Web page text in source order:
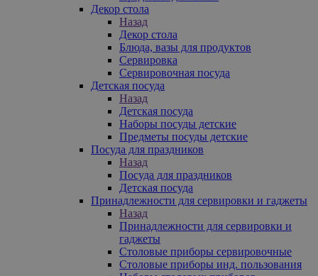
Декор стола
Назад
Декор стола
Блюда, вазы для продуктов
Сервировка
Сервировочная посуда
Детская посуда
Назад
Детская посуда
Наборы посуды детские
Предметы посуды детские
Посуда для праздников
Назад
Посуда для праздников
Детская посуда
Принадлежности для сервировки и гаджеты
Назад
Принадлежности для сервировки и
гаджеты
Столовые приборы сервировочные
Столовые приборы инд. пользования